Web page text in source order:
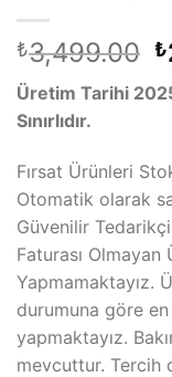
₺3,499.00 ₺
Üretim Tarihi
Sınırlıdır.
Fırsat Ürünleri
Otomatik olarak
Güvenilir
Faturası Olmayan
Yapmamaktayız.
durumuna göre
yapmaktayız.
mevcuttur. Tercih